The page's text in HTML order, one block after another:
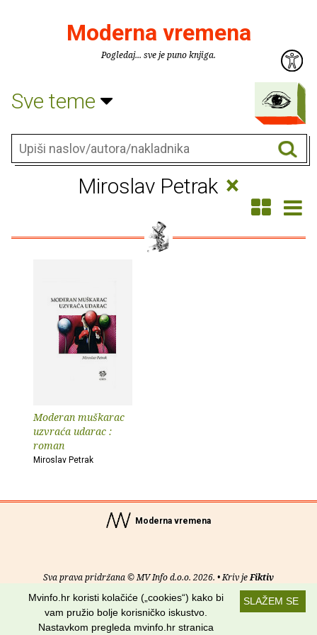
Moderna vremena
Pogledaj... sve je puno knjiga.
Sve teme
Miroslav Petrak ×
Moderan muškarac
uzvraća udarac :
roman
Miroslav Petrak
Moderna vremena
Sva prava pridržana © MV Info d.o.o. 2026. • Kriv jeFiktiv
Uvjeti korištenja RSS kanali
Potraži nas na:
SLAŽEM SE
Mvinfo.hr koristi kolačiće („cookies“) kako bi
vam pružio bolje korisničko iskustvo.
Nastavkom pregleda mvinfo.hr stranica